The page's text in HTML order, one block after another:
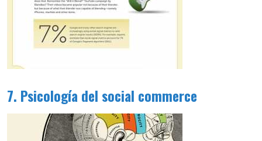
7. Psicología del social commerce